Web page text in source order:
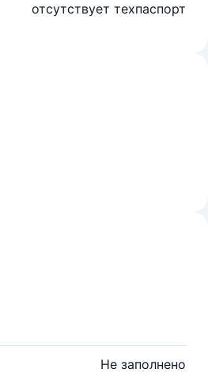
отсутствует техпаспорт
Не заполнено